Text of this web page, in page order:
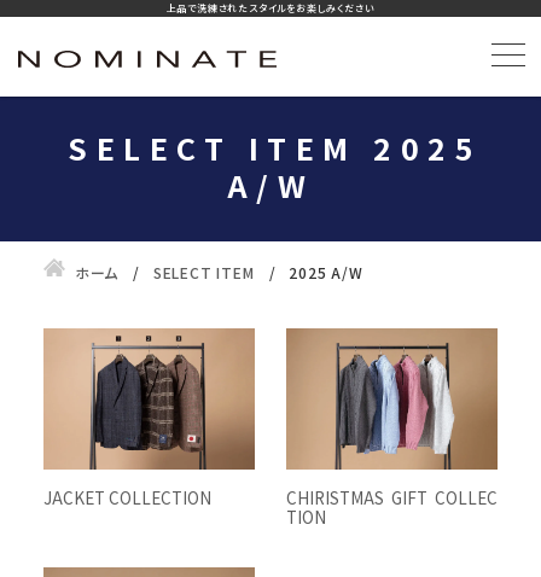
上品で洗練されたスタイルをお楽しみください
SELECT ITEM 2025
A/W
ホーム SELECT ITEM 2025 A/W
JACKET COLLECTION
CHIRISTMAS GIFT COLLEC
TION